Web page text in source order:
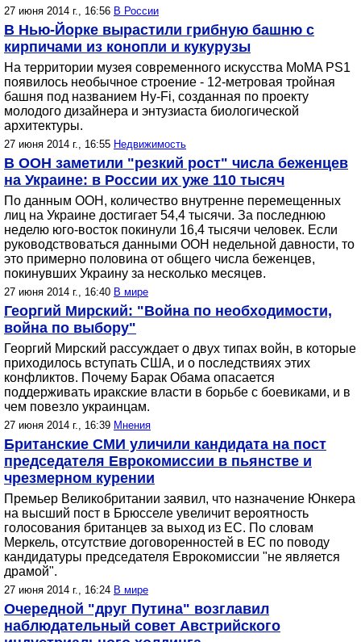
27 июня 2014 г., 16:56 В России
В Нью-Йорке вырастили грибную башню с
кирпичами из конопли и кукурузы
На территории музея современного искусства MoMA PS1
появилось необычное строение - 12-метровая тройная
башня под названием Hy-Fi, созданная по проекту
молодого дизайнера и энтузиаста биологической
архитектуры.
27 июня 2014 г., 16:55 Недвижимость
В ООН заметили "резкий рост" числа беженцев
на Украине: в России их уже 110 тысяч
По данным ООН, количество внутренне перемещенных
лиц на Украине достигает 54,4 тысячи. За последнюю
неделю юго-восток покинули 16,4 тысячи человек. Если
руководствоваться данными ООН недельной давности, то
это примерно половина от общего числа беженцев,
покинувших Украину за несколько месяцев.
27 июня 2014 г., 16:40 В мире
Георгий Мирский: "Война по необходимости,
война по выбору"
Георгий Мирский рассуждает о двух типах войн, в которые
приходилось вступать США, и о последствиях этих
конфликтов. Почему Барак Обама опасается
поддерживать иракские власти в борьбе с боевиками, и в
чем повезло украинцам.
27 июня 2014 г., 16:39 Мнения
Британские СМИ уличили кандидата на пост
председателя Еврокомиссии в пьянстве и
чрезмерном курении
Премьер Великобритании заявил, что назначение Юнкера
на высший пост в Брюсселе увеличит вероятность
голосования британцев за выход из ЕС. По словам
Меркель, отсутствие договоренностей в ЕС по поводу
кандидатуры председателя Еврокомиссии "не является
драмой".
27 июня 2014 г., 16:24 В мире
Очередной "друг Путина" возглавил
наблюдательный совет Австрийского